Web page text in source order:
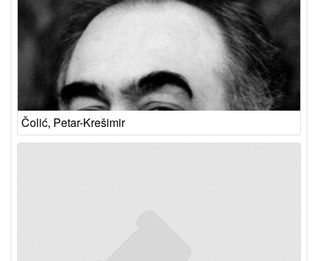
Čolić, Petar-Krešimir